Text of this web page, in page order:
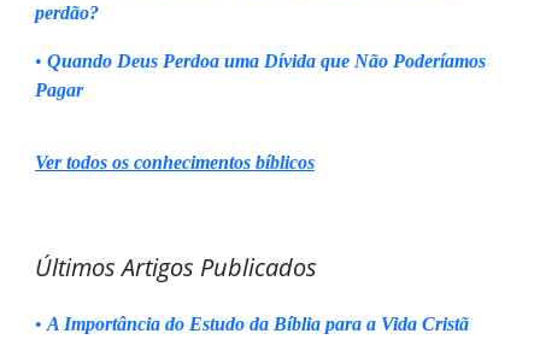
perdão?
• Quando Deus Perdoa uma Dívida que Não Poderíamos
Pagar
Ver todos os conhecimentos bíblicos
Últimos Artigos Publicados
• A Importância do Estudo da Bíblia para a Vida Cristã